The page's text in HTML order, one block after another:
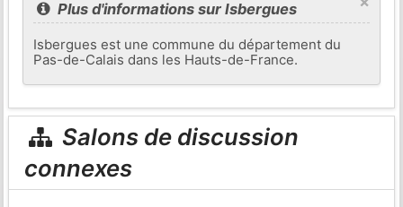
Plus d'informations sur Isbergues
Isbergues est une commune du département du
Pas-de-Calais dans les Hauts-de-France.
Salons de discussion
connexes